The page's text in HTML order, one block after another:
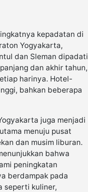
kepadatan di
Yogyakarta,
dan Sleman dipadati
dan akhir tahun,
harinya. Hotel-
bahkan beberapa
juga menjadi
menuju pusat
dan musim liburan.
bahwa
peningkatan
berdampak pada
seperti kuliner,